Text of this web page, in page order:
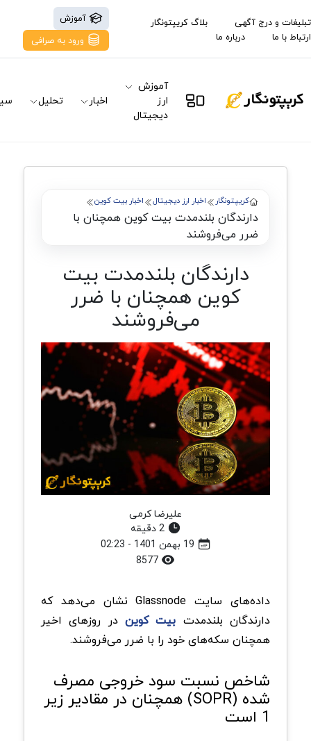
تبلیغات و درج آگهی
بلاگ کریپتونگار
ارتباط با ما
درباره ما
آموزش
ورود به صرافی
آموزش
ارز
دیجیتال
اخبار تحلیل
کریپتونگار اخبار ارز دیجیتال اخبار بیت کوین
دارندگان بلندمدت بیت کوین همچنان با
ضرر می‌فروشند
دارندگان بلندمدت بیت
کوین همچنان با ضرر
می‌فروشند
علیرضا کرمی
2 دقیقه
داده‌های سایت Glassnode نشان می‌دهد که
دارندگان بلندمدت بیت کوین در روزهای اخیر
همچنان سکه‌های خود را با ضرر می‌فروشند.
شاخص نسبت سود خروجی مصرف
شده (SOPR) همچنان در مقادیر زیر
1 است